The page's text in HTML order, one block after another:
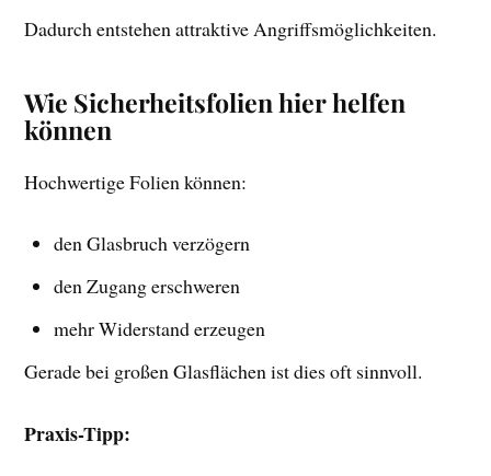
Dadurch entstehen attraktive Angriffsmöglichkeiten.
Wie Sicherheitsfolien hier helfen
können
Hochwertige Folien können:
den Glasbruch verzögern
den Zugang erschweren
mehr Widerstand erzeugen
Gerade bei großen Glasflächen ist dies oft sinnvoll.
Praxis-Tipp: